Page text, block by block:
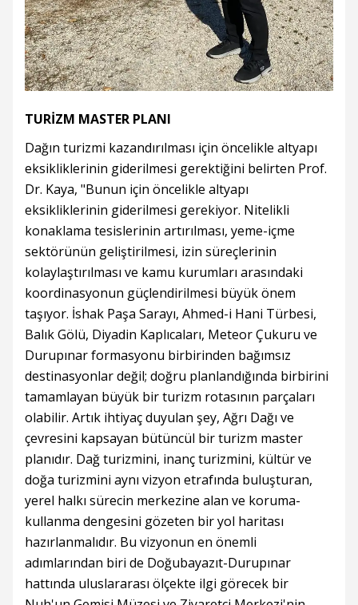
TURİZM MASTER PLANI
Dağın turizmi kazandırılması için öncelikle altyapı
eksikliklerinin giderilmesi gerektiğini belirten Prof.
Dr. Kaya, "Bunun için öncelikle altyapı
eksikliklerinin giderilmesi gerekiyor. Nitelikli
konaklama tesislerinin artırılması, yeme-içme
sektörünün geliştirilmesi, izin süreçlerinin
kolaylaştırılması ve kamu kurumları arasındaki
koordinasyonun güçlendirilmesi büyük önem
taşıyor. İshak Paşa Sarayı, Ahmed-i Hani Türbesi,
Balık Gölü, Diyadin Kaplıcaları, Meteor Çukuru ve
Durupınar formasyonu birbirinden bağımsız
destinasyonlar değil; doğru planlandığında birbirini
tamamlayan büyük bir turizm rotasının parçaları
olabilir. Artık ihtiyaç duyulan şey, Ağrı Dağı ve
çevresini kapsayan bütüncül bir turizm master
planıdır. Dağ turizmini, inanç turizmini, kültür ve
doğa turizmini aynı vizyon etrafında buluşturan,
yerel halkı sürecin merkezine alan ve koruma-
kullanma dengesini gözeten bir yol haritası
hazırlanmalıdır. Bu vizyonun en önemli
adımlarından biri de Doğubayazıt-Durupınar
hattında uluslararası ölçekte ilgi görecek bir